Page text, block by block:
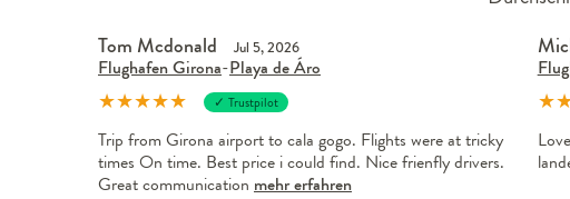
Tom Mcdonald Jul 5, 2026
Flughafen Girona-Playa de Áro
★★★★★ ✓ Trustpilot
Trip from Girona airport to cala gogo. Flights were at tricky
times On time. Best price i could find. Nice frienfly drivers.
Great communication mehr erfahren
★